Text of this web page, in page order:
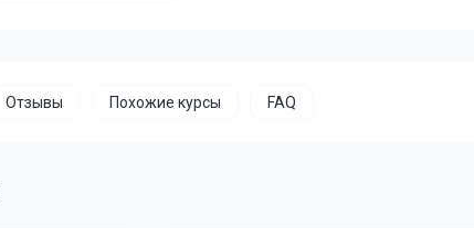
Отзывы Похожие курсы FAQ